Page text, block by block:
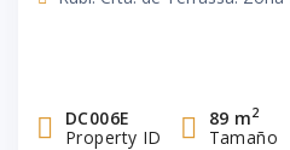
DC006E
Property ID
89 m2
Tamaño